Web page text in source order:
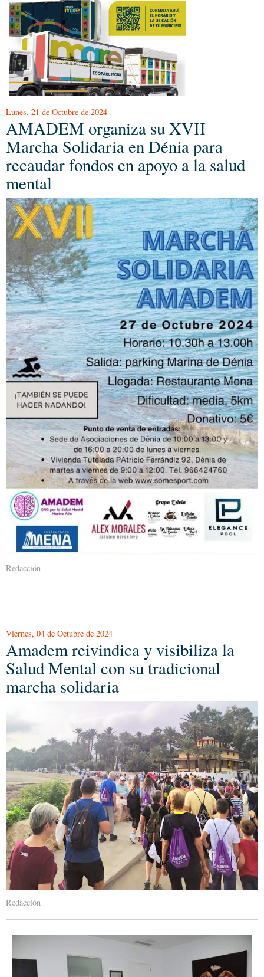
Lunes, 21 de Octubre de 2024
AMADEM organiza su XVII
Marcha Solidaria en Dénia para
recaudar fondos en apoyo a la salud
mental
Redacción
Viernes, 04 de Octubre de 2024
Amadem reivindica y visibiliza la
Salud Mental con su tradicional
marcha solidaria
Redacción